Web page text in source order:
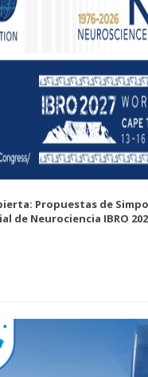
Propuestas de
de Neurociencia IBRO